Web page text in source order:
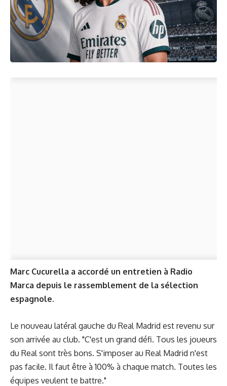
Marc Cucurella a accordé un entretien à Radio
Marca depuis le rassemblement de la sélection
espagnole.
Le nouveau latéral gauche du Real Madrid est revenu sur
son arrivée au club. "C'est un grand défi. Tous les joueurs
du Real sont très bons. S'imposer au Real Madrid n'est
pas facile. Il faut être à 100% à chaque match. Toutes les
équipes veulent te battre."